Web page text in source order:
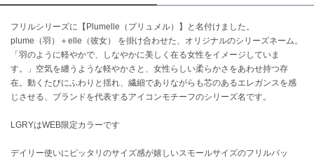
CELFORD
célon
セロン
Clarks Premium
クラークス
CODE A
フリルシリーズに【Plumelle（プリュメル）】と名付けました。
plume（羽）＋elle（彼女） を掛け合わせた、オリジナルのシリーズネーム。
「羽のように軽やかで、しなやかに美しく在る女性をイメージしていま
す。」空気を纏うような軽やかさと、女性らしい柔らかさをあわせ持つ存
在。動くたびにふわりと揺れ、繊細でありながらも芯のあるエレガンスを感
じさせる、ブランドを代表するアイコンモチーフのシリーズ名です。
LGRYはWEB限定カラーです
デイリー使いにピッタリのサイズ感が嬉しいスモールサイズのフリルバッ